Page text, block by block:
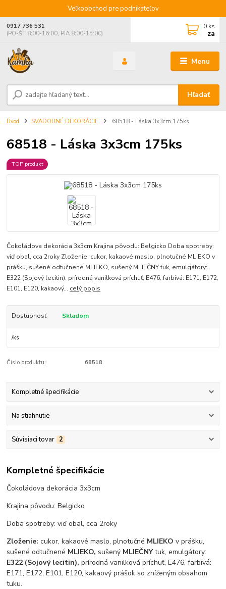
Veľkoobchod pre podnikateľov
Menu
Hľadať
0917 736 531
(PO-ŠT 8:00-16:00, PIA 8:00-15:00)
0 ks
za
Úvod SVADOBNÉ DEKORÁCIE 68518 - Láska 3x3cm 175ks
68518 - Láska 3x3cm 175ks
TOP produkt
Čokoládova dekorácia 3x3cm Krajina pôvodu: Belgicko Doba spotreby:
viď obal, cca 2roky Zloženie: cukor, kakaové maslo, plnotučné MLIEKO v
prášku, sušené odtučnené MLIEKO, sušený MLIEČNY tuk, emulgátory:
E322 (Sojový lecitin), prírodná vanilková príchuť, E476, farbivá: E171, E172,
E101, E120, kakaový... celý popis
Dostupnosť Skladom
/ks
Číslo produktu: 68518
Kompletné špecifikácie
Na stiahnutie
Súvisiaci tovar 2
Kompletné špecifikácie
Čokoládova dekorácia 3x3cm
Krajina pôvodu: Belgicko
Doba spotreby: viď obal, cca 2roky
Zloženie:cukor, kakaové maslo, plnotučné MLIEKO v prášku,
sušené odtučnené MLIEKO, sušený MLIEČNYtuk, emulgátory:
E322 (Sojový lecitin),prírodná vanilková príchuť, E476, farbivá:
E171, E172, E101, E120, kakaový prášok so zníženým obsahom
tuku.